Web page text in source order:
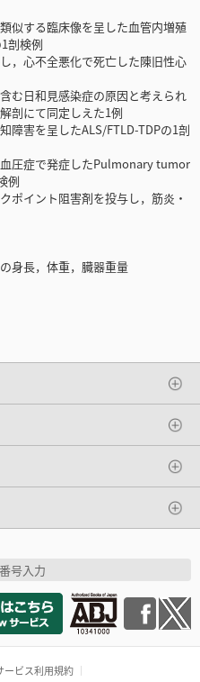
する臨床像を呈した血管内増殖
剖検例
心不全悪化で死亡した陳旧性心
日和見感染症の原因と考えられ
剖にて同定しえた1例
害を呈したALS/FTLD-TDPの1剖
圧症で発症したPulmonary tumor
例
イント阻害剤を投与し，筋炎・
身長，体重，臓器重量
号入力
ービス利用規約